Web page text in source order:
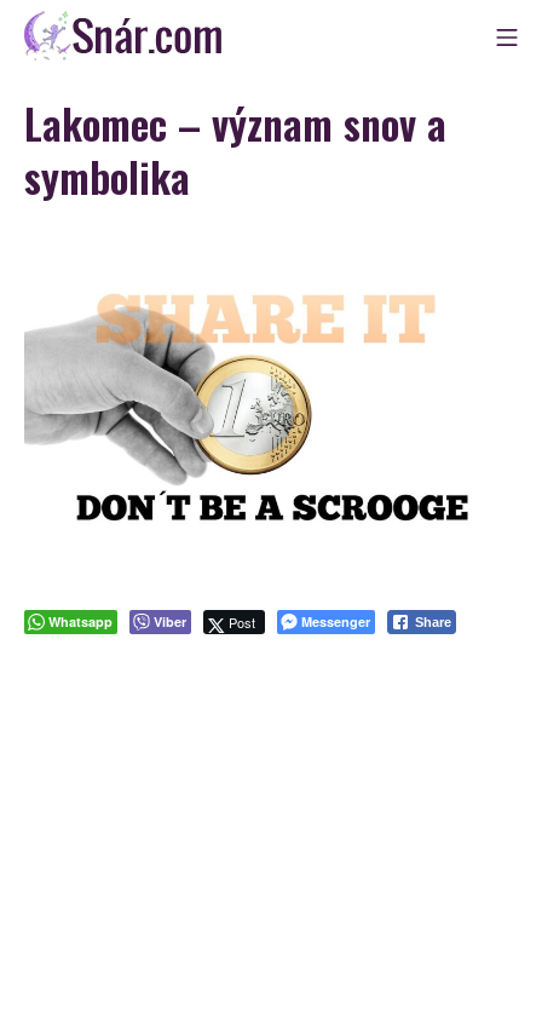
Skip
Snár
Lakomec – význam snov a
symbolika
Whatsapp Viber Post Messenger Share